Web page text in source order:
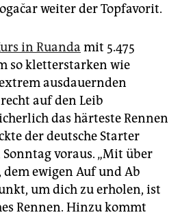
weiter der Top­favorit.
in Ruanda mit 5.475
so kletterstarken wie
ausdauernden
auf den Leib
das härteste Rennen
der deutsche Starter
Sonntag voraus. „Mit über
ewigen Auf und Ab
um dich zu erholen, ist
Rennen. Hinzu kommt